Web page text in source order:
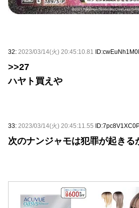
32: 2023/03/14(火) 20:45:10.81
>>27
ハヤト買えや
33: 2023/03/14(火) 20:45:11.55
次のナンジャモは犯罪が起きる